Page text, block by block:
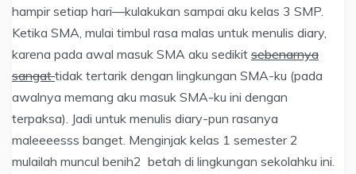
hampir setiap hari—kulakukan sampai aku kelas 3 SMP.
Ketika SMA, mulai timbul rasa malas untuk menulis diary,
karena pada awal masuk SMA aku sedikit sebenarnya
sangattidak tertarik dengan lingkungan SMA-ku (pada
awalnya memang aku masuk SMA-ku ini dengan
terpaksa). Jadi untuk menulis diary-pun rasanya
maleeeesss banget. Menginjak kelas 1 semester 2
mulailah muncul benih2 betah di lingkungan sekolahku ini.